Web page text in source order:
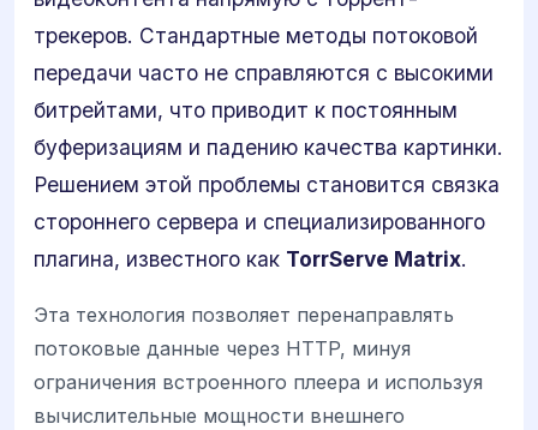
трекеров. Стандартные методы потоковой
передачи часто не справляются с высокими
битрейтами, что приводит к постоянным
буферизациям и падению качества картинки.
Решением этой проблемы становится связка
стороннего сервера и специализированного
плагина, известного как TorrServe Matrix.
Эта технология позволяет перенаправлять
потоковые данные через HTTP, минуя
ограничения встроенного плеера и используя
вычислительные мощности внешнего